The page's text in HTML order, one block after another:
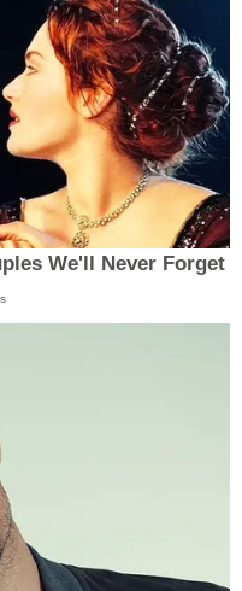
We'll Never Forget